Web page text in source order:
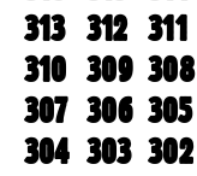
313 312 311
310 309 308
307 306 305
304 303 302